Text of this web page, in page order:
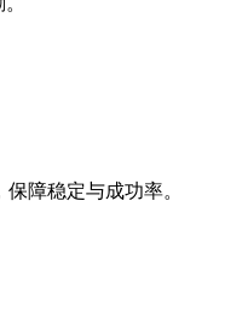
障稳定与成功率。